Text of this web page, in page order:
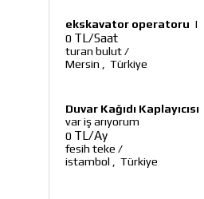
ekskavator operatoru |
0 TL/Saat
turan bulut/
Mersin
Türkiye
Duvar Kağıdı Kaplayıcısı
var iş arıyorum
0 TL/Ay
fesih teke /
istambol
Türkiye